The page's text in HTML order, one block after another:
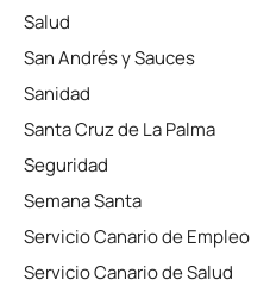
Salud
San Andrés y Sauces
Sanidad
Santa Cruz de La Palma
Seguridad
Semana Santa
Servicio Canario de Empleo
Servicio Canario de Salud